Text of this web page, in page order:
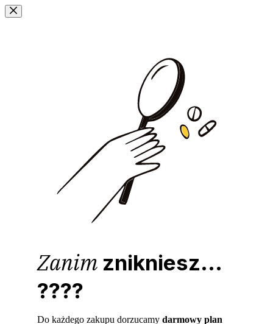
Przejdź
do
Zanim znikniesz...
????
Do każdego zakupu dorzucamydarmowy plan